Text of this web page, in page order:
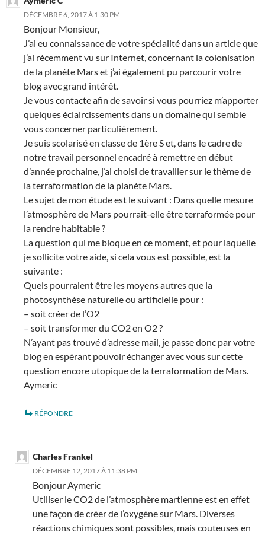
DÉCEMBRE 6, 2017 À 1:30 PM
Bonjour Monsieur,
J’ai eu connaissance de votre spécialité dans un article que
j’ai récemment vu sur Internet, concernant la colonisation
de la planète Mars et j’ai également pu parcourir votre
blog avec grand intérêt.
Je vous contacte afin de savoir si vous pourriez m’apporter
quelques éclaircissements dans un domaine qui semble
vous concerner particulièrement.
Je suis scolarisé en classe de 1ère S et, dans le cadre de
notre travail personnel encadré à remettre en début
d’année prochaine, j’ai choisi de travailler sur le thème de
la terraformation de la planète Mars.
Le sujet de mon étude est le suivant : Dans quelle mesure
l’atmosphère de Mars pourrait-elle être terraformée pour
la rendre habitable ?
La question qui me bloque en ce moment, et pour laquelle
je sollicite votre aide, si cela vous est possible, est la
suivante :
Quels pourraient être les moyens autres que la
photosynthèse naturelle ou artificielle pour :
– soit créer de l’O2
– soit transformer du CO2 en O2 ?
N’ayant pas trouvé d’adresse mail, je passe donc par votre
blog en espérant pouvoir échanger avec vous sur cette
question encore utopique de la terraformation de Mars.
Aymeric
RÉPONDRE
Charles Frankel
DÉCEMBRE 12, 2017 À 11:38 PM
Bonjour Aymeric
Utiliser le CO2 de l’atmosphère martienne est en effet
une façon de créer de l’oxygène sur Mars. Diverses
réactions chimiques sont possibles, mais couteuses en